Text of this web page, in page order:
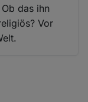
das ihn
Vor